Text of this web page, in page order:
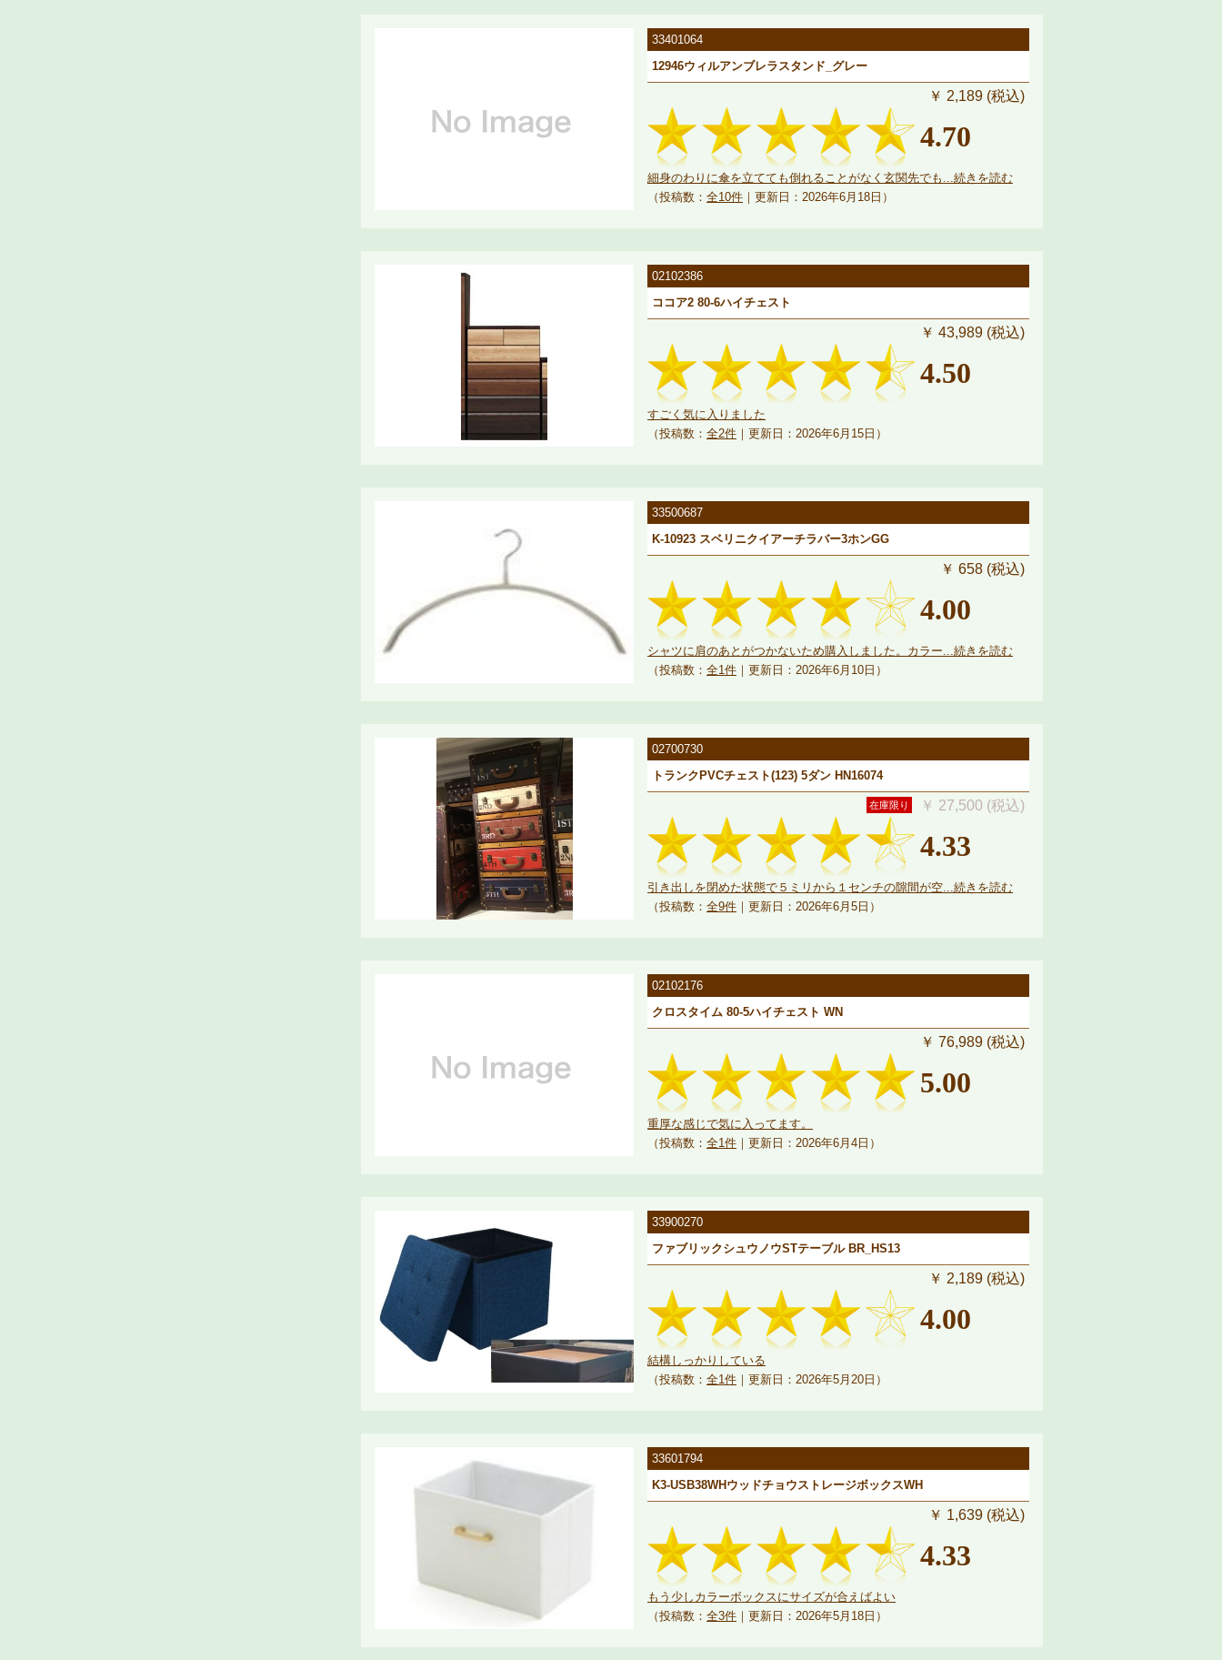
33401064
12946ウィルアンブレラスタンド_グレー
￥ 2,189 (税込)
4.70
細身のわりに傘を立てても倒れることがなく玄関先でも...続きを読む
（投稿数： 全10件 ｜更新日：2026年6月18日）
02102386
ココア2 80-6ハイチェスト
￥ 43,989 (税込)
4.50
すごく気に入りました
（投稿数： 全2件 ｜更新日：2026年6月15日）
33500687
K-10923 スベリニクイアーチラバー3ホンGG
￥ 658 (税込)
4.00
シャツに肩のあとがつかないため購入しました。カラー...続きを読む
（投稿数： 全1件 ｜更新日：2026年6月10日）
02700730
トランクPVCチェスト(123) 5ダン HN16074
在庫限り ￥ 27,500 (税込)
4.33
引き出しを閉めた状態で５ミリから１センチの隙間が空...続きを読む
（投稿数： 全9件 ｜更新日：2026年6月5日）
02102176
クロスタイム 80-5ハイチェスト WN
￥ 76,989 (税込)
5.00
重厚な感じで気に入ってます。
（投稿数： 全1件 ｜更新日：2026年6月4日）
33900270
ファブリックシュウノウSTテーブル BR_HS13
￥ 2,189 (税込)
4.00
結構しっかりしている
（投稿数： 全1件 ｜更新日：2026年5月20日）
33601794
K3-USB38WHウッドチョウストレージボックスWH
￥ 1,639 (税込)
4.33
もう少しカラーボックスにサイズが合えばよい
（投稿数： 全3件 ｜更新日：2026年5月18日）